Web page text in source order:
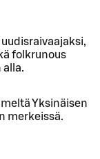
folkrunous
alla.
Yksinäisen
merkeissä.